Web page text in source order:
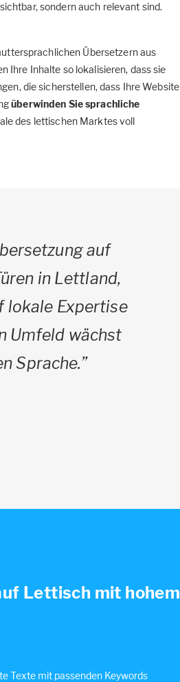
sondern auch relevant sind.
Übersetzern aus
Ihre Inhalte so lokalisieren, dass sie
die sicherstellen, dass Ihre Website
überwinden Sie sprachliche
des lettischen Marktes voll
auf
in Lettland,
lokale Expertise
Umfeld wächst
Sprache.”
Lettisch mit hohem
Texte mit passenden Keywords